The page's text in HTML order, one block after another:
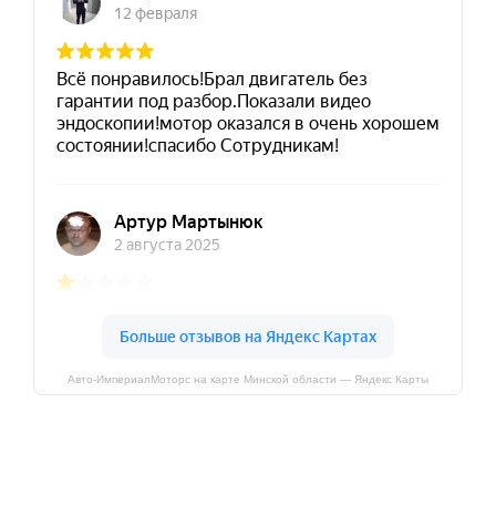
Авто-ИмпериалМоторс на карте Минской области — Яндекс Карты